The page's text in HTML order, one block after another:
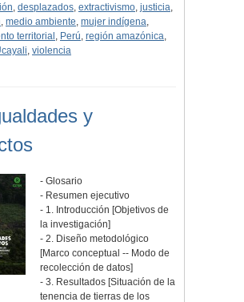
, desplazados, extractivismo, justicia,
, medio ambiente, mujer indígena,
territorial , Perú, región amazónica,
, violencia
y
- Glosario
- Resumen ejecutivo
- 1. Introducción [Objetivos de
la investigación]
- 2. Diseño metodológico
[Marco conceptual -- Modo de
recolección de datos]
- 3. Resultados [Situación de la
tenencia de tierras de los